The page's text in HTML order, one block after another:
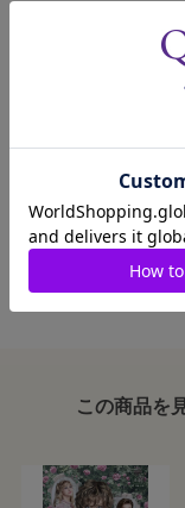
■コンビニ決済をご
■ブロマイドの個包
■ブロマイドに不良
で、お手数ですが弊
1304013-057
この商品を